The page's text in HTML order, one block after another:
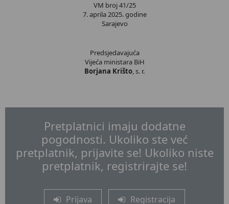
VM broj 41/25
7. aprila 2025. godine
Sarajevo
Predsjedavajuća
Vijeća ministara BiH
Borjana Krišto, s. r.
Pretplatnici imaju dodatne
pogodnosti. Ukoliko ste već
pretplatnik, prijavite se! Ukoliko niste
pretplatnik, registrirajte se!
Prijava Registracija